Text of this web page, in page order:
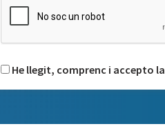
He llegit, comprenc i accepto la